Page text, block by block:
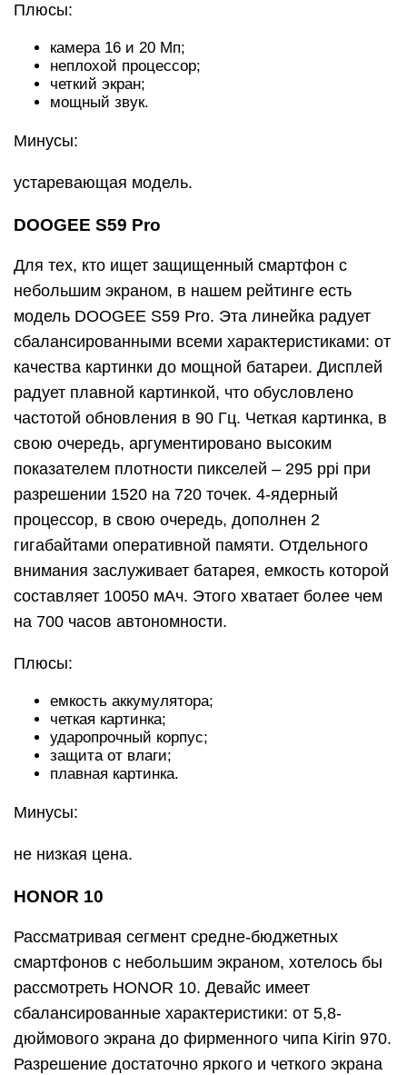
Плюсы:
камера 16 и 20 Мп;
неплохой процессор;
четкий экран;
мощный звук.
Минусы:
устаревающая модель.
DOOGEE S59 Pro
Для тех, кто ищет защищенный смартфон с
небольшим экраном, в нашем рейтинге есть
модель DOOGEE S59 Pro. Эта линейка радует
сбалансированными всеми характеристиками: от
качества картинки до мощной батареи. Дисплей
радует плавной картинкой, что обусловлено
частотой обновления в 90 Гц. Четкая картинка, в
свою очередь, аргументировано высоким
показателем плотности пикселей – 295 ppi при
разрешении 1520 на 720 точек. 4-ядерный
процессор, в свою очередь, дополнен 2
гигабайтами оперативной памяти. Отдельного
внимания заслуживает батарея, емкость которой
составляет 10050 мАч. Этого хватает более чем
на 700 часов автономности.
Плюсы:
емкость аккумулятора;
четкая картинка;
ударопрочный корпус;
защита от влаги;
плавная картинка.
Минусы:
не низкая цена.
HONOR 10
Рассматривая сегмент средне-бюджетных
смартфонов с небольшим экраном, хотелось бы
рассмотреть HONOR 10. Девайс имеет
сбалансированные характеристики: от 5,8-
дюймового экрана до фирменного чипа Kirin 970.
Разрешение достаточно яркого и четкого экрана